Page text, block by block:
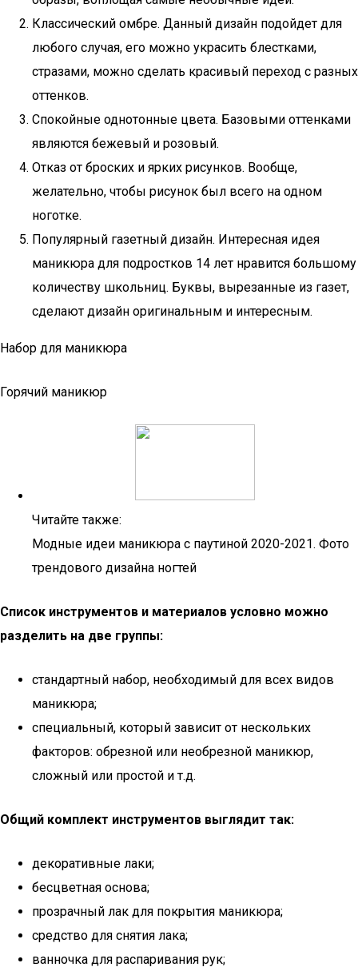
Классический омбре. Данный дизайн подойдет для
любого случая, его можно украсить блестками,
стразами, можно сделать красивый переход с разных
оттенков.
Спокойные однотонные цвета. Базовыми оттенками
являются бежевый и розовый.
Отказ от броских и ярких рисунков. Вообще,
желательно, чтобы рисунок был всего на одном
ноготке.
Популярный газетный дизайн. Интересная идея
маникюра для подростков 14 лет нравится большому
количеству школьниц. Буквы, вырезанные из газет,
сделают дизайн оригинальным и интересным.
Набор для маникюра
Горячий маникюр
Читайте также:
Модные идеи маникюра с паутиной 2020-2021. Фото
трендового дизайна ногтей
Список инструментов и материалов условно можно
разделить на две группы:
стандартный набор, необходимый для всех видов
маникюра;
специальный, который зависит от нескольких
факторов: обрезной или необрезной маникюр,
сложный или простой и т.д.
Общий комплект инструментов выглядит так:
декоративные лаки;
бесцветная основа;
прозрачный лак для покрытия маникюра;
средство для снятия лака;
ванночка для распаривания рук;